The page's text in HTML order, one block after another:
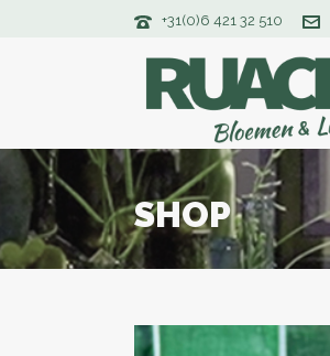
+31(0)6 421 32 510
SHOP